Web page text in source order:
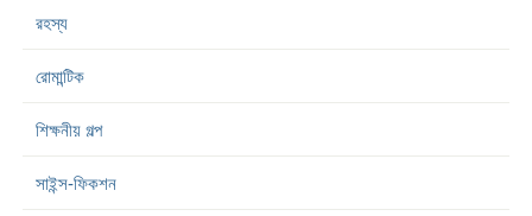
রহস্য
রোমান্টিক
শিক্ষনীয় গল্প
সাইন্স-ফিকশন